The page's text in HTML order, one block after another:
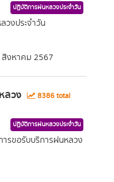
ปฏิบัติการฝนหลวงประจำวัน
งประจำวัน
สิงหาคม 2567
ลวง
8386 total
ปฏิบัติการฝนหลวงประจำวัน
รขอรับบริการฝนหลวง